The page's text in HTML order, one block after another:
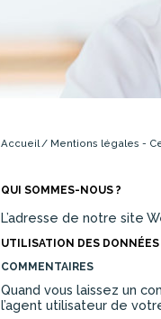
Accueil Mentions légales -
QUI SOMMES-NOUS ?
L’adresse de notre site
UTILISATION DES
COMMENTAIRES
Quand vous laissez un
l’agent utilisateur de